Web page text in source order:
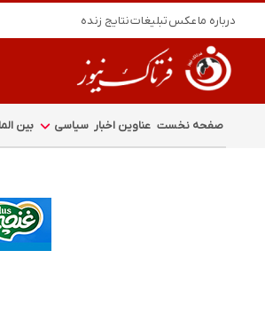
درباره ماعکستبلیغاتنتایج زنده
صفحه نخست عناوین اخبار سیاسی بین